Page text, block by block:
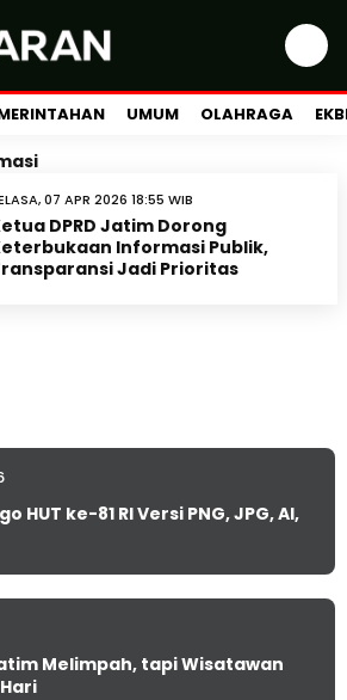
UMUM OLAHRAGA
07 APR 2026 18:55 WIB
DPRD Jatim Dorong
Informasi Publik,
Jadi Prioritas
HUT ke-81 RI Versi PNG, JPG, AI,
Melimpah, tapi Wisatawan